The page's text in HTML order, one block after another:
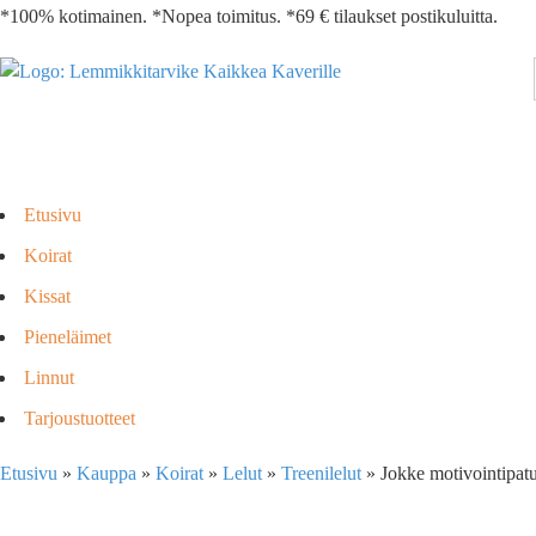
*100% kotimainen. *Nopea toimitus. *69 € tilaukset postikuluitta.
Etusivu
Koirat
Kissat
Pieneläimet
Linnut
Tarjoustuotteet
Etusivu » Kauppa » Koirat » Lelut » Treenilelut » Jokke